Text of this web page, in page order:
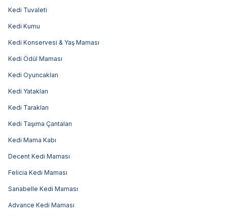
Kedi Tuvaleti
Kedi Kumu
Kedi Konservesi & Yaş Maması
Kedi Ödül Maması
Kedi Oyuncakları
Kedi Yatakları
Kedi Tarakları
Kedi Taşıma Çantaları
Kedi Mama Kabı
Decent Kedi Maması
Felicia Kedi Maması
Sanabelle Kedi Maması
Advance Kedi Maması